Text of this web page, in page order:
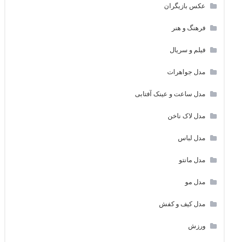
عکس بازیگران
فرهنگ و هنر
فیلم و سریال
مدل جواهرات
مدل ساعت و عینک آفتابی
مدل لاک ناخن
مدل لباس
مدل مانتو
مدل مو
مدل کیف و کفش
ورزش